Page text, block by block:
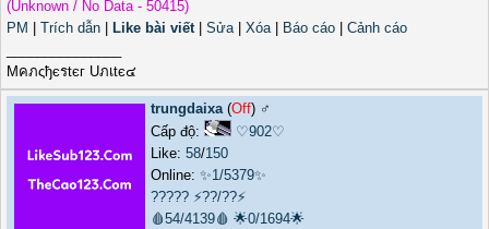
(Unknown / No Data - 50415)
PM
Trích dẫn Like bài viết| Sửa| Xóa| Báo cáo
Cảnh cáo
Mคภςђєรtєг Uภเtє๔
trungdaixa(Off) ♂️
Cấp độ:
♡902♡
Like: 58/150
Online: ✨1/5379✨
????? ⚡??/??⚡
🩸54/4139🩸 🌟0/1694🌟